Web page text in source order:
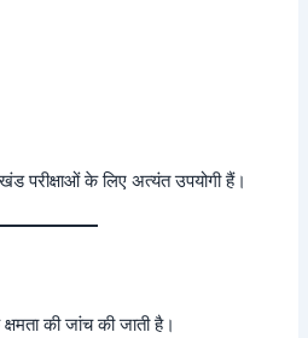
परीक्षाओं के लिए अत्यंत उपयोगी हैं।
की जांच की जाती है।